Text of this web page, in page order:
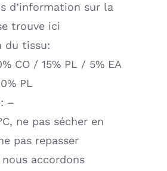
d’information sur la
trouve ici
du tissu:
CO / 15% PL / 5% EA
PL
–
ne pas sécher en
pas repasser
nous accordons